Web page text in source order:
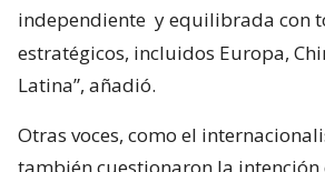
independiente y equilibrada con
estratégicos, incluidos Europa,
Latina”, añadió.
Otras voces, como el